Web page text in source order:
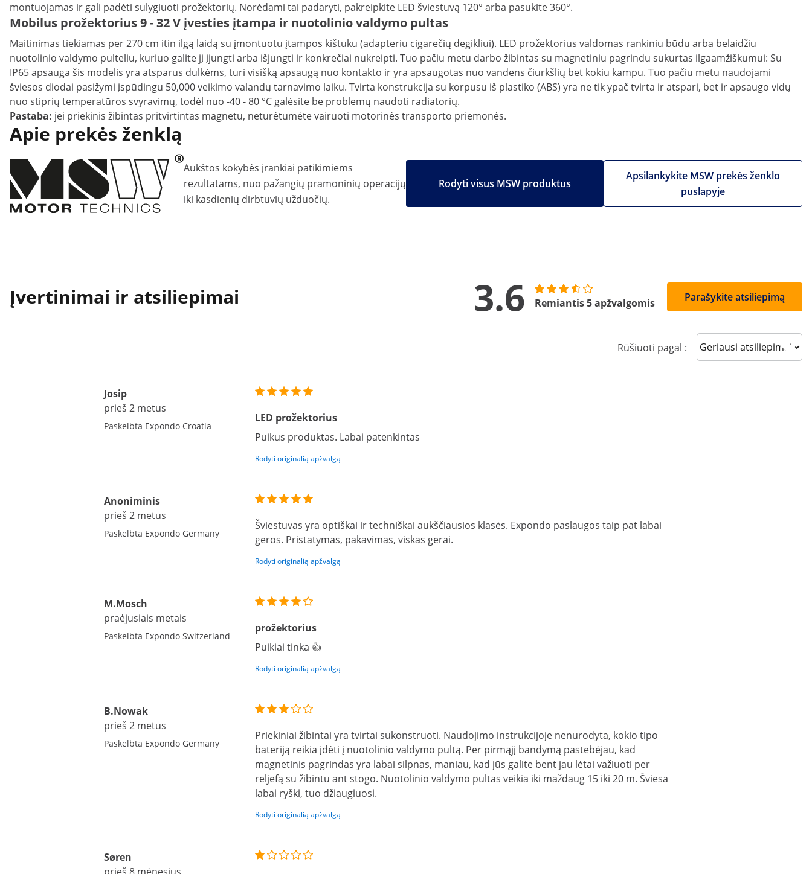
montuojamas ir gali padėti sulygiuoti prožektorių. Norėdami tai padaryti, pakreipkite LED šviestuvą 120° arba pasukite 360°.
Mobilus prožektorius 9 - 32 V įvesties įtampa ir nuotolinio valdymo pultas
Maitinimas tiekiamas per 270 cm itin ilgą laidą su įmontuotu įtampos kištuku (adapteriu cigarečių degikliui). LED prožektorius valdomas rankiniu būdu arba belaidžiu
nuotolinio valdymo pulteliu, kuriuo galite jį įjungti arba išjungti ir konkrečiai nukreipti. Tuo pačiu metu darbo žibintas su magnetiniu pagrindu sukurtas ilgaamžiškumui: Su
IP65 apsauga šis modelis yra atsparus dulkėms, turi visišką apsaugą nuo kontakto ir yra apsaugotas nuo vandens čiurkšlių bet kokiu kampu. Tuo pačiu metu naudojami
šviesos diodai pasižymi įspūdingu 50,000 veikimo valandų tarnavimo laiku. Tvirta konstrukcija su korpusu iš plastiko (ABS) yra ne tik ypač tvirta ir atspari, bet ir apsaugo vidų
nuo stiprių temperatūros svyravimų, todėl nuo -40 - 80 °C galėsite be problemų naudoti radiatorių.
Pastaba: jei priekinis žibintas pritvirtintas magnetu, neturėtumėte vairuoti motorinės transporto priemonės.
Apie prekės ženklą
Aukštos kokybės įrankiai patikimiems
rezultatams, nuo pažangių pramoninių operacijų
iki kasdienių dirbtuvių užduočių.
Apsilankykite MSW prekės ženklo
puslapyje
Rodyti visus MSW produktus
Įvertinimai ir atsiliepimai 3.6 Remiantis 5 apžvalgomis Parašykite atsiliepimą
Rūšiuoti pagal : Sort reviews
Josip
prieš 2 metus
Paskelbta Expondo Croatia
LED prožektorius
Puikus produktas. Labai patenkintas
Rodyti originalią apžvalgą
Anoniminis
prieš 2 metus
Paskelbta Expondo Germany
Šviestuvas yra optiškai ir techniškai aukščiausios klasės. Expondo paslaugos taip pat labai
geros. Pristatymas, pakavimas, viskas gerai.
Rodyti originalią apžvalgą
M.Mosch
praėjusiais metais
Paskelbta Expondo Switzerland
prožektorius
Puikiai tinka 👍
Rodyti originalią apžvalgą
B.Nowak
prieš 2 metus
Paskelbta Expondo Germany
Priekiniai žibintai yra tvirtai sukonstruoti. Naudojimo instrukcijoje nenurodyta, kokio tipo
bateriją reikia įdėti į nuotolinio valdymo pultą. Per pirmąjį bandymą pastebėjau, kad
magnetinis pagrindas yra labai silpnas, maniau, kad jūs galite bent jau lėtai važiuoti per
reljefą su žibintu ant stogo. Nuotolinio valdymo pultas veikia iki maždaug 15 iki 20 m. Šviesa
labai ryški, tuo džiaugiuosi.
Rodyti originalią apžvalgą
Søren